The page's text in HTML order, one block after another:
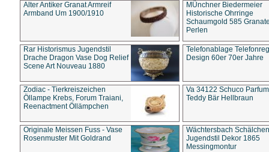
Alter Antiker Granat Armreif
Armband Um 1900/1910
MÜnchner Biedermeier
Historische Ohrringe
Schaumgold 585
Perlen
Rar Historismus Jugendstil
Drache Dragon Vase Dog Relief
Scene Art Nouveau 1880
Telefonablage
Design 60er 70er Jahre
Zodiac - Tierkreiszeichen
Öllampe Krebs, Forum Traiani,
Reenactment Öllämpchen
Va 34122 Schuco
Teddy Bär Hellbraun
Originale Meissen Fuss - Vase
Rosenmuster Mit Goldrand
Wächtersbach Schälchen
Jugendstil Dekor 1865
Messingmontur